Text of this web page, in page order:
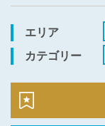
エリア
カテゴリー